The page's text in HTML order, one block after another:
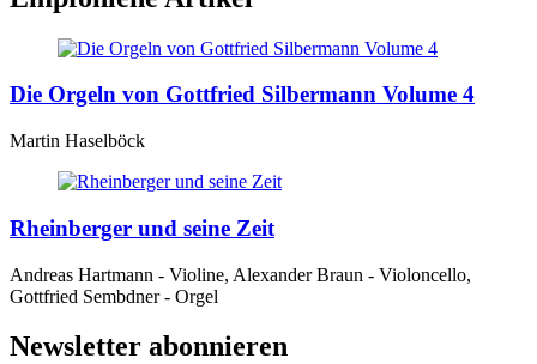
Die Orgeln von Gottfried Silbermann Volume 4
Martin Haselböck
Rheinberger und seine Zeit
Andreas Hartmann - Violine, Alexander Braun - Violoncello,
Gottfried Sembdner - Orgel
Newsletter abonnieren